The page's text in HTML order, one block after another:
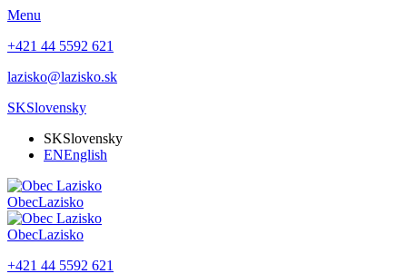
Menu
+421 44 5592 621
lazisko@lazisko.sk
SKSlovensky
SKSlovensky
ENEnglish
ObecLazisko
ObecLazisko
+421 44 5592 621